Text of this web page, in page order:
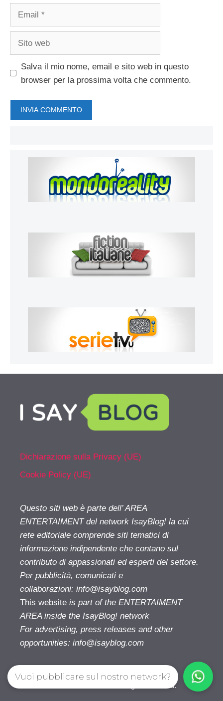
Email
Sito
Salva il mio nome, email e sito web in questo
browser per la prossima volta che commento.
Dichiarazione sulla Privacy (UE)
Cookie Policy (UE)
Questo siti web è parte dell’ AREA
ENTERTAIMENT del network IsayBlog! la cui
rete editoriale comprende siti tematici di
informazione indipendente che contano sul
contributo di appassionati ed esperti del settore.
Per pubblicità, comunicati e
collaborazioni: info@isayblog.com
This website is part of the ENTERTAIMENT
AREA inside the IsayBlog! network
For advertising, press releases and other
opportunities: info@isayblog.com
Cinetivu.com© 2026. All right reserverd.
Vuoi pubblicare sul nostro network?